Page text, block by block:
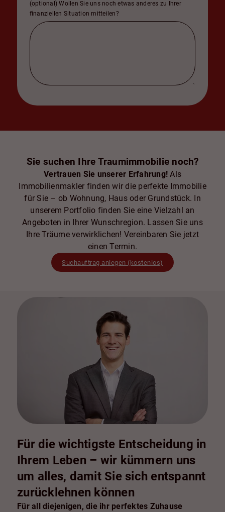
(optional) Wollen Sie uns noch etwas anderes zu Ihrer
finanziellen Situation mitteilen?
Sie suchen Ihre Traumimmobilie noch?
Vertrauen Sie unserer Erfahrung! Als
Immobilienmakler finden wir die perfekte Immobilie
für Sie – ob Wohnung, Haus oder Grundstück. In
unserem Portfolio finden Sie eine Vielzahl an
Angeboten in Ihrer Wunschregion. Lassen Sie uns
Ihre Träume verwirklichen! Vereinbaren Sie jetzt
einen Termin.
Suchauftrag anlegen (kostenlos)
Für die wichtigste Entscheidung in
Ihrem Leben – wir kümmern uns
um alles, damit Sie sich entspannt
zurücklehnen können
Für all diejenigen, die ihr perfektes Zuhause